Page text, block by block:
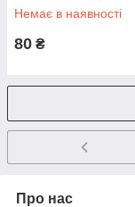
Немає в наявності
80 ₴
Про нас